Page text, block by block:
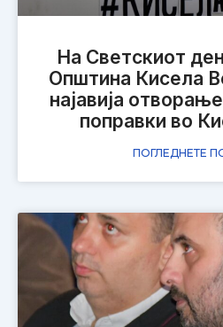
На Светскиот
Општина Кисела
најавија
поправки во
ПОГЛЕДНЕТЕ